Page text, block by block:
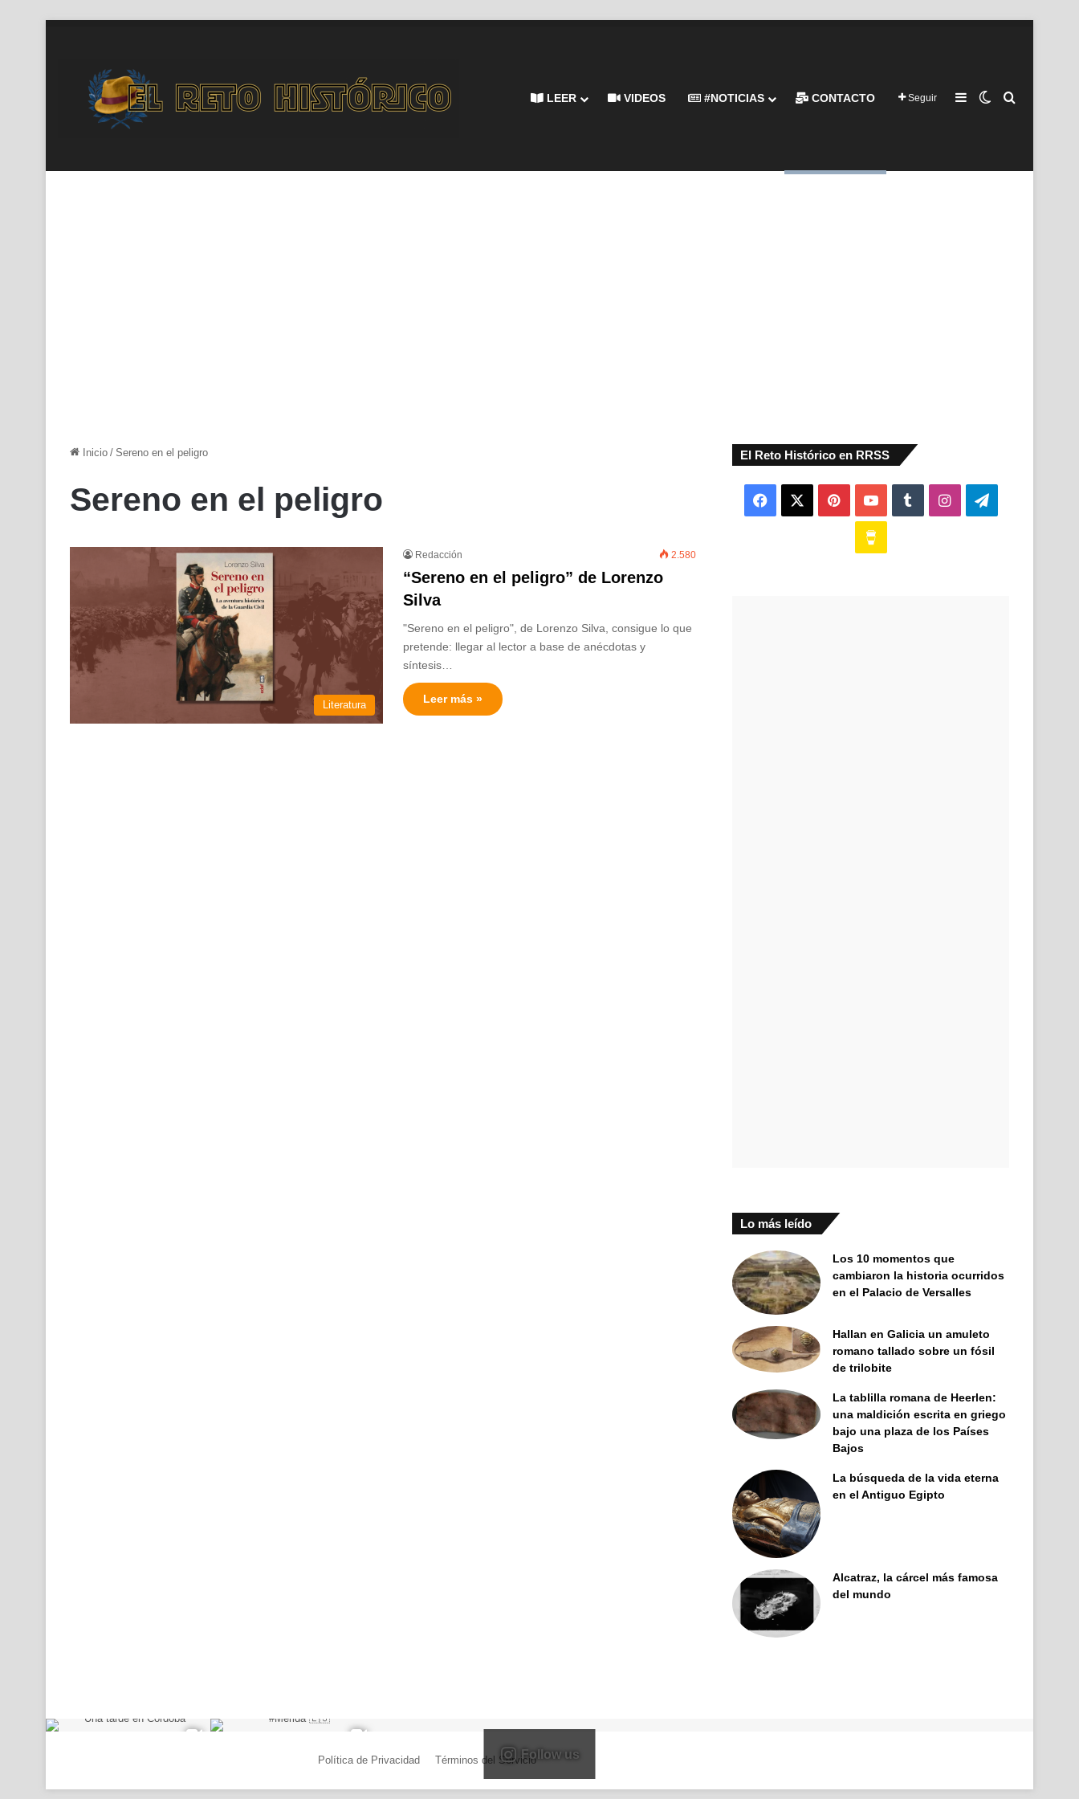
LEER VIDEOS #NOTICIAS CONTACTO Seguir Barra lateral
Switch skin
Inicio / Sereno en el peligro
Sereno en el peligro
Literatura
Redacción 2.580
“Sereno en el peligro” de Lorenzo
Silva
"Sereno en el peligro", de Lorenzo Silva, consigue lo que
pretende: llegar al lector a base de anécdotas y
síntesis…
Leer más »
El Reto Histórico en RRSS
Facebook PinterestYouTubeTumblrInstagramTelegram
Lo más leído
Los 10 momentos que
cambiaron la historia ocurridos
en el Palacio de Versalles
Hallan en Galicia un amuleto
romano tallado sobre un fósil
de trilobite
La tablilla romana de Heerlen:
una maldición escrita en griego
bajo una plaza de los Países
Bajos
La búsqueda de la vida eterna
en el Antiguo Egipto
Alcatraz, la cárcel más famosa
del mundo
Follow us
Política de Privacidad Términos del Servicio| Creado por Miguel Ángel Ferreiro